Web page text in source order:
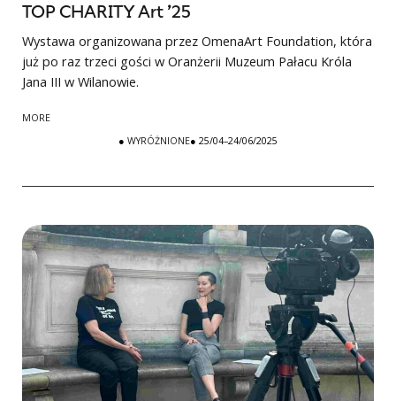
TOP CHARITY Art ’25
Wystawa organizowana przez OmenaArt Foundation, która
już po raz trzeci gości w Oranżerii Muzeum Pałacu Króla
Jana III w Wilanowie.
MORE
● WYRÓŻNIONE● 25/04–24/06/2025